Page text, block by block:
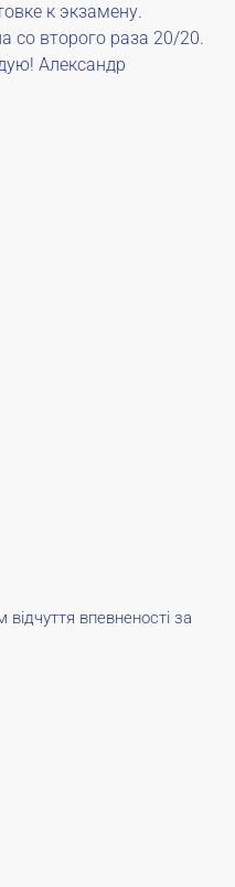
к экзамену.
со второго раза 20/20.
Александр
впевненості за